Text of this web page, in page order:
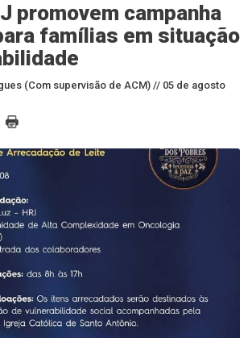
promovem campanha
famílias em situação
(Com supervisão de ACM) // 05 de agosto